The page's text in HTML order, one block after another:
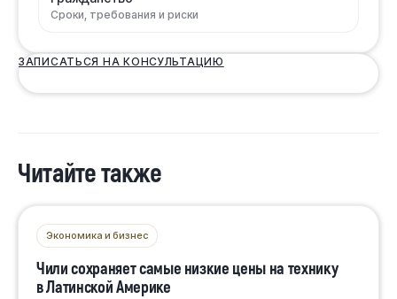
Сроки, требования и риски
ЗАПИСАТЬСЯ НА КОНСУЛЬТАЦИЮ
Читайте также
Экономика и бизнес
Чили сохраняет самые низкие цены на технику
в Латинской Америке